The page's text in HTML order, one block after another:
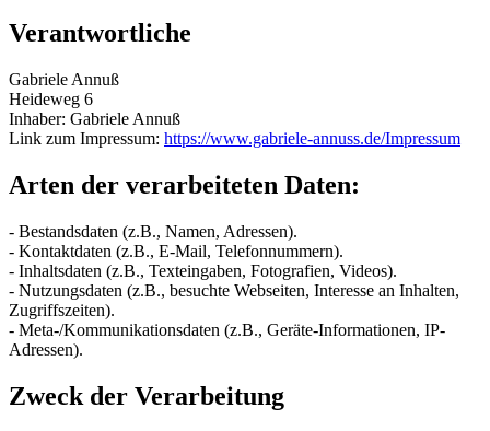
Verantwortliche
Gabriele Annuß
Heideweg 6
Inhaber: Gabriele Annuß
Link zum Impressum: https://www.gabriele-annuss.de/Impressum
Arten der verarbeiteten Daten:
- Bestandsdaten (z.B., Namen, Adressen).
- Kontaktdaten (z.B., E-Mail, Telefonnummern).
- Inhaltsdaten (z.B., Texteingaben, Fotografien, Videos).
- Nutzungsdaten (z.B., besuchte Webseiten, Interesse an Inhalten,
Zugriffszeiten).
- Meta-/Kommunikationsdaten (z.B., Geräte-Informationen, IP-
Adressen).
Zweck der Verarbeitung